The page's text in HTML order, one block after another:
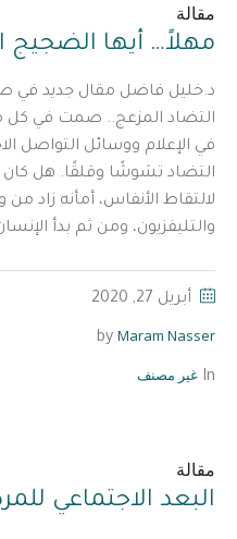
مقالة
مهلاً… أيها الضجيج
د.خليل فاضل مقال جديد في
التضاد المزعج.. صمت في كل
في الإعلام ووسائل التواصل
التضاد تشوشًا وقلقًا. هل كان
لالتقاط الأنفاس، أمأنه زاد
والتليفزيون، ومن ثم بدأ
أبريل 27, 2020
by Maram Nasser
In غير مصنف
مقالة
البعد الاجتماعي